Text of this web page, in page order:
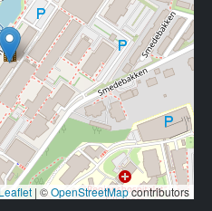
Leaflet | ©OpenStreetMapcontributors